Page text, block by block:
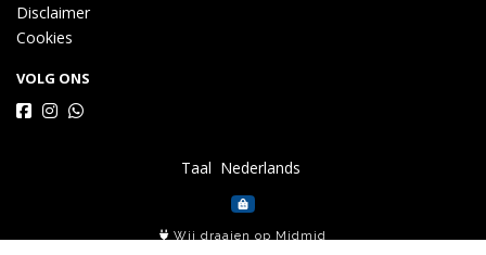
Disclaimer
Cookies
VOLG ONS
Taal
Wij draaien op Midmid